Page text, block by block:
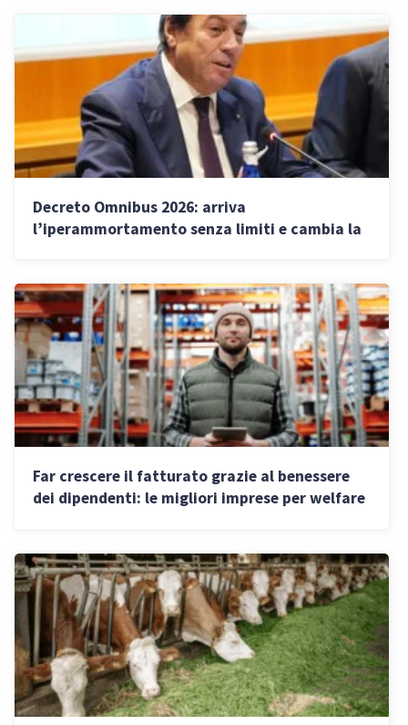
Decreto Omnibus 2026: arriva
l’iperammortamento senza limiti e cambia la
Far crescere il fatturato grazie al benessere
dei dipendenti: le migliori imprese per welfare